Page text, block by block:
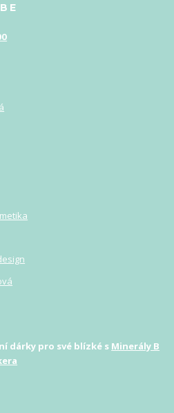
dárky pro své blízké s Minerály B